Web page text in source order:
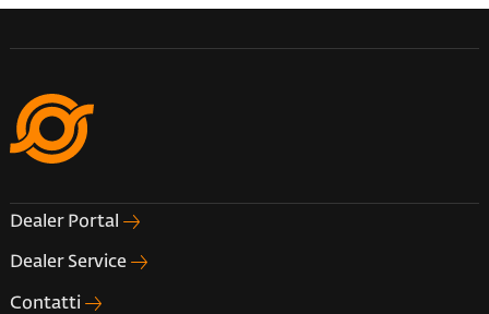
Dealer Portal
Dealer Service
Contatti